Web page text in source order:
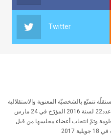
Twitter
تتمتّع بالشخصيّة المعنوية والاستقلالية
المالية أحدثت بموجب القانون الأساسي عدد22 لسنة 2016 المؤرّخ في 24 مارس
وتمّ انتخاب أعضاء مجلسها من قبل
2017